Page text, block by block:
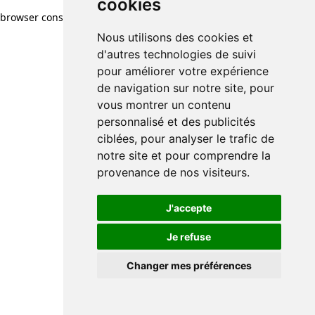
cookies
Nous utilisons des cookies et
d'autres technologies de suivi
pour améliorer votre expérience
de navigation sur notre site, pour
vous montrer un contenu
personnalisé et des publicités
ciblées, pour analyser le trafic de
notre site et pour comprendre la
provenance de nos visiteurs.
J'accepte
Je refuse
Changer mes préférences
browser console for more information)